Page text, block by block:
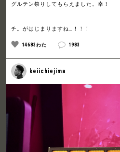
グルテン祭りしてもらえました。幸！
チ。がはじまりますね…！！！
14683わた 1983
keiichiejima